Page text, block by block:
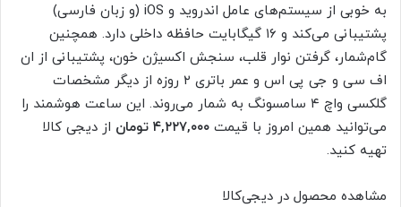
به خوبی از سیستم‌های عامل اندروید و iOS (و زبان فارسی)
پشتیبانی می‌کند و ۱۶ گیگابایت حافظه داخلی دارد. همچنین
گام‌شمار، گرفتن نوار قلب، سنجش اکسیژن خون، پشتیبانی از ان
اف سی و جی پی اس و عمر باتری ۲ روزه از دیگر مشخصات
گلکسی واچ ۴ سامسونگ به شمار می‌روند. این ساعت هوشمند را
می‌توانید همین امروز با قیمت ۴,۲۲۷,۰۰۰ تومان
از دیجی کالا
تهیه کنید.
مشاهده محصول در دیجی‌کالا